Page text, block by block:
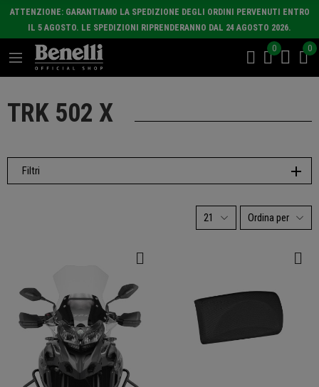
ATTENZIONE: GARANTIAMO LA SPEDIZIONE DEGLI ORDINI PERVENUTI ENTRO
IL 5 AGOSTO. LE SPEDIZIONI RIPRENDERANNO DAL 24 AGOSTO 2026.
0 0
TRK 502 X
Filtri
21 Ordina per